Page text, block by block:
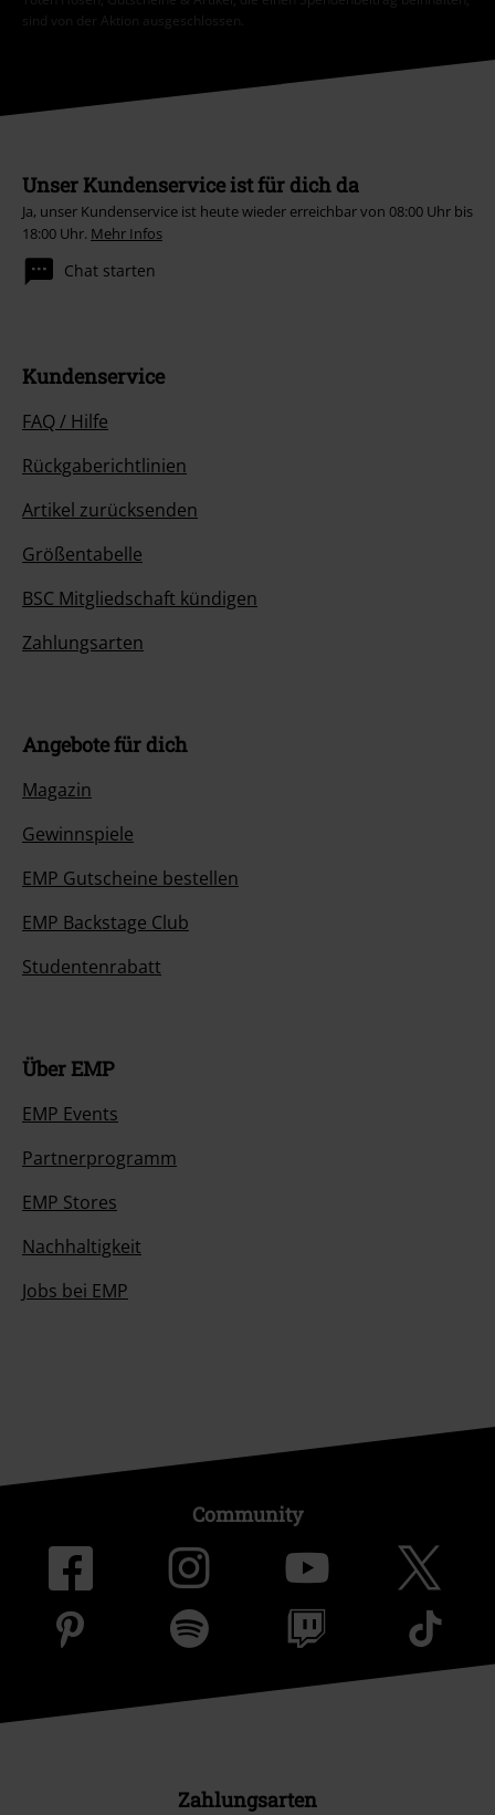
sind von der Aktion ausgeschlossen.
Unser Kundenservice ist für dich da
Ja, unser Kundenservice ist heute wieder erreichbar von 08:00 Uhr bis
18:00 Uhr. Mehr Infos
Chat starten
Kundenservice
FAQ / Hilfe
Rückgaberichtlinien
Artikel zurücksenden
Größentabelle
BSC Mitgliedschaft kündigen
Zahlungsarten
Angebote für dich
Magazin
Gewinnspiele
EMP Gutscheine bestellen
EMP Backstage Club
Studentenrabatt
Über EMP
EMP Events
Partnerprogramm
EMP Stores
Nachhaltigkeit
Jobs bei EMP
Community
Zahlungsarten